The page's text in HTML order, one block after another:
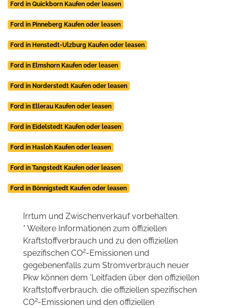
Ford in Quickborn Kaufen oder leasen
Ford in Pinneberg Kaufen oder leasen
Ford in Henstedt-Ulzburg Kaufen oder leasen
Ford in Elmshorn Kaufen oder leasen
Ford in Norderstedt Kaufen oder leasen
Ford in Ellerau Kaufen oder leasen
Ford in Eidelstedt Kaufen oder leasen
Ford in Hasloh Kaufen oder leasen
Ford in Tangstedt Kaufen oder leasen
Ford in Bönnigstedt Kaufen oder leasen
Irrtum und Zwischenverkauf vorbehalten.
* Weitere Informationen zum offiziellen
Kraftstoffverbrauch und zu den offiziellen
spezifischen CO2-Emissionen und
gegebenenfalls zum Stromverbrauch neuer
Pkw können dem 'Leitfaden über den offiziellen
Kraftstoffverbrauch, die offiziellen spezifischen
CO2-Emissionen und den offiziellen